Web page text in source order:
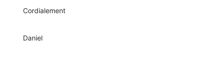
Cordialement
Daniel